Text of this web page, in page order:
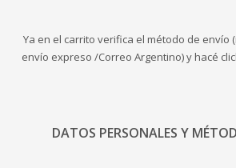
Ya en el carrito verifica el método de envío
envío expreso /Correo Argentino) y hacé
DATOS PERSONALES Y